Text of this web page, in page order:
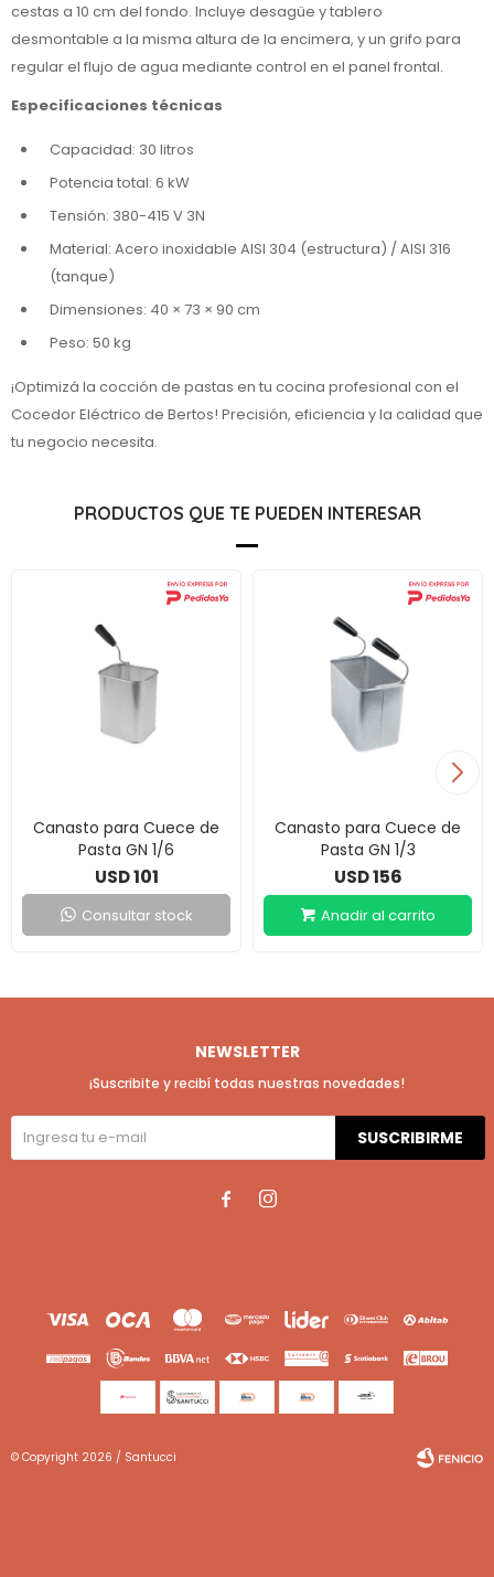
cestas a 10 cm del fondo. Incluye desagüe y tablero
desmontable a la misma altura de la encimera, y un grifo para
regular el flujo de agua mediante control en el panel frontal.
Especificaciones técnicas
Capacidad: 30 litros
Potencia total: 6 kW
Tensión: 380-415 V 3N
Material: Acero inoxidable AISI 304 (estructura) / AISI 316
(tanque)
Dimensiones: 40 × 73 × 90 cm
Peso: 50 kg
¡Optimizá la cocción de pastas en tu cocina profesional con el
Cocedor Eléctrico de Bertos! Precisión, eficiencia y la calidad que
tu negocio necesita.
PRODUCTOS QUE TE PUEDEN INTERESAR
Canasto para Cuece de
Pasta GN 1/6
USD101
Consultar stock
Canasto para Cuece de
Pasta GN 1/3
USD156
NEWSLETTER
¡Suscribite y recibí todas nuestras novedades!
SUSCRIBIRME
 
© Copyright 2026 / Santucci